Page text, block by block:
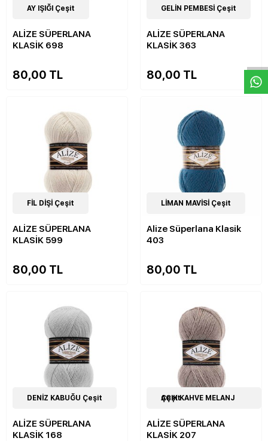
51Çeşit
AY IŞIĞI Çeşit
ALİZE SÜPERLANA
KLASİK 698
80,00 TL
51Çeşit
GELİN PEMBESİ Çeşit
ALİZE SÜPERLANA
KLASİK 363
80,00 TL
51Çeşit
FİL DİŞİ Çeşit
ALİZE SÜPERLANA
KLASİK 599
80,00 TL
51Çeşit
LİMAN MAVİSİ Çeşit
Alize Süperlana Klasik
403
80,00 TL
50Çeşit
DENİZ KABUĞU Çeşit
ALİZE SÜPERLANA
KLASİK 168
51Çeşit
AÇIK KAHVE MELANJ Çeşit
ALİZE SÜPERLANA
KLASİK 207